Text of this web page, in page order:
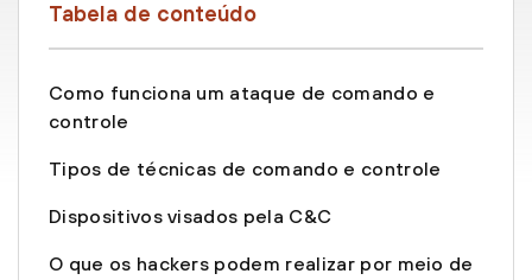
Tabela de conteúdo
Como funciona um ataque de comando e
controle
Tipos de técnicas de comando e controle
Dispositivos visados pela C&C
O que os hackers podem realizar por meio de